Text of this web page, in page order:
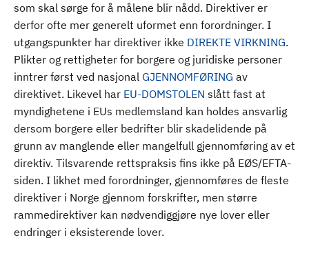
som skal sørge for å målene blir nådd. Direktiver er
derfor ofte mer generelt uformet enn forordninger. I
utgangspunkter har direktiver ikke DIREKTE VIRKNING.
Plikter og rettigheter for borgere og juridiske personer
inntrer først ved nasjonal GJENNOMFØRING av
direktivet. Likevel har EU-DOMSTOLEN slått fast at
myndighetene i EUs medlemsland kan holdes ansvarlig
dersom borgere eller bedrifter blir skadelidende på
grunn av manglende eller mangelfull gjennomføring av et
direktiv. Tilsvarende rettspraksis fins ikke på EØS/EFTA-
siden. I likhet med forordninger, gjennomføres de fleste
direktiver i Norge gjennom forskrifter, men større
rammedirektiver kan nødvendiggjøre nye lover eller
endringer i eksisterende lover.